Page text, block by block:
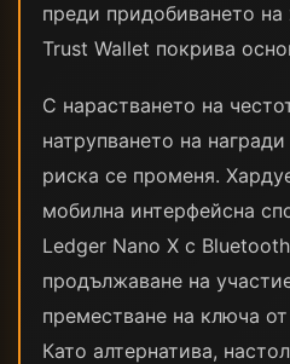
преди придобиването
Trust Wallet покрива
С нарастването на
натрупването на
риска се променя.
мобилна интерфейсна
Ledger Nano X с
продължаване на
преместване на ключа
Като алтернатива,